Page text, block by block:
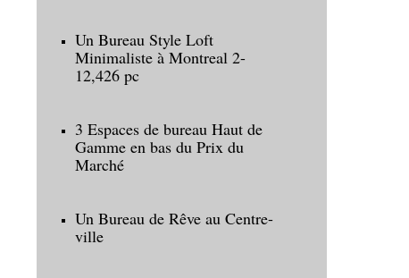
Un Bureau Style Loft
Minimaliste à Montreal 2-
12,426 pc
3 Espaces de bureau Haut de
Gamme en bas du Prix du
Marché
Un Bureau de Rêve au Centre-
ville